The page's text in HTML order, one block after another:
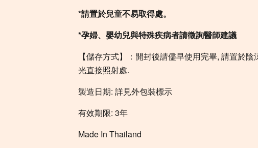
*請置於兒童不易取得處。
*孕婦、嬰幼兒與特殊疾病者請徵詢醫師建議
【儲存方式】：開封後請儘早使用完畢, 請置於
光直接照射處.
製造日期: 詳見外包裝標示
有效期限: 3年
Made In Thailand